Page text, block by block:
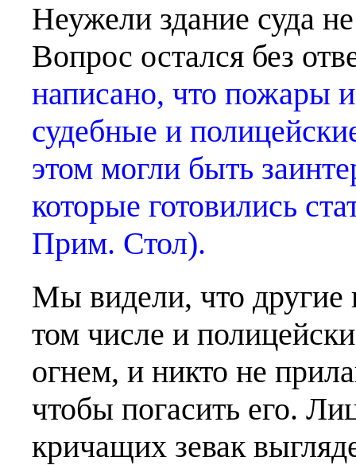
Неужели здание суда
Вопрос остался без
написано, что пожары
судебные и
этом могли быть
которые готовились
Прим. Стол).
Мы видели, что другие
том числе и
огнем, и никто не
чтобы погасить его.
кричащих зевак